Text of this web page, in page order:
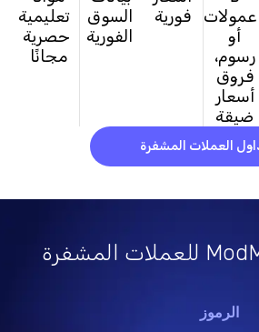
عمولات
أو
رسوم،
فروق
أسعار
ضيقة
فورية
السوق
الفورية
تعليمية
حصرية
مجانًا
العملات المشفرة
الرموز